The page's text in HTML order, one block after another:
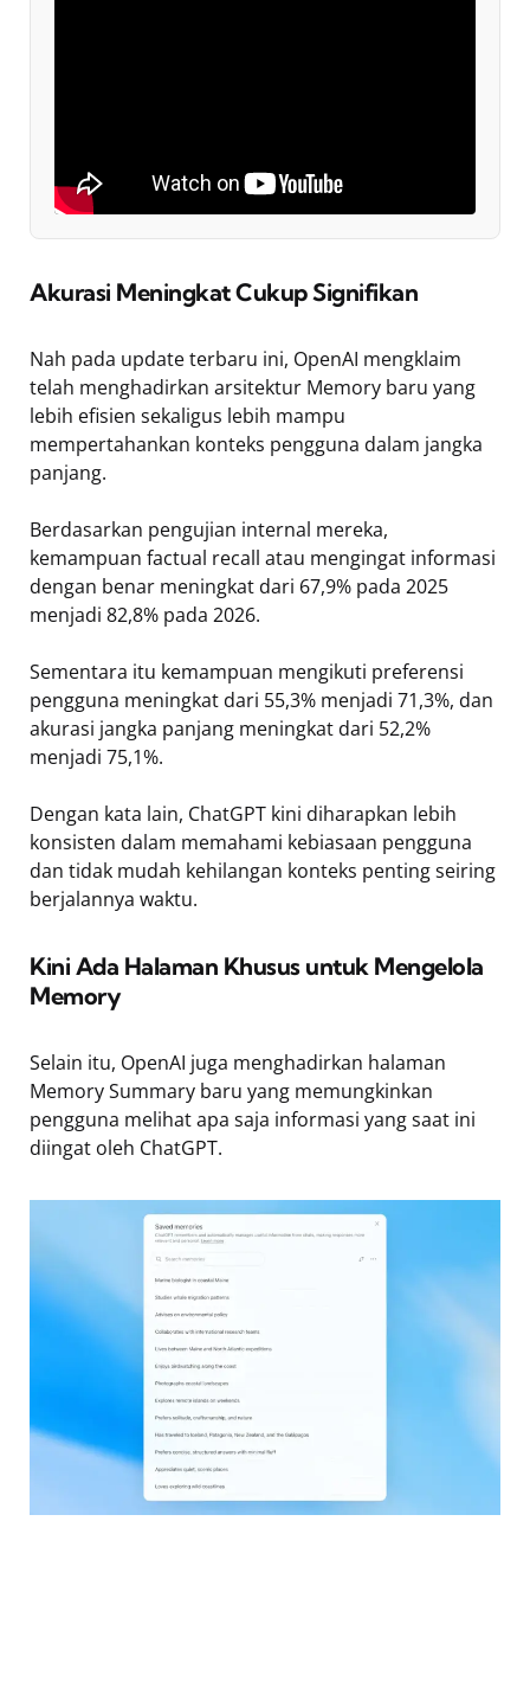
Akurasi Meningkat Cukup Signifikan
Nah pada update terbaru ini, OpenAI mengklaim
telah menghadirkan arsitektur Memory baru yang
lebih efisien sekaligus lebih mampu
mempertahankan konteks pengguna dalam jangka
panjang.
Berdasarkan pengujian internal mereka,
kemampuan factual recall atau mengingat informasi
dengan benar meningkat dari 67,9% pada 2025
menjadi 82,8% pada 2026.
Sementara itu kemampuan mengikuti preferensi
pengguna meningkat dari 55,3% menjadi 71,3%, dan
akurasi jangka panjang meningkat dari 52,2%
menjadi 75,1%.
Dengan kata lain, ChatGPT kini diharapkan lebih
konsisten dalam memahami kebiasaan pengguna
dan tidak mudah kehilangan konteks penting seiring
berjalannya waktu.
Kini Ada Halaman Khusus untuk Mengelola
Memory
Selain itu, OpenAI juga menghadirkan halaman
Memory Summary baru yang memungkinkan
pengguna melihat apa saja informasi yang saat ini
diingat oleh ChatGPT.